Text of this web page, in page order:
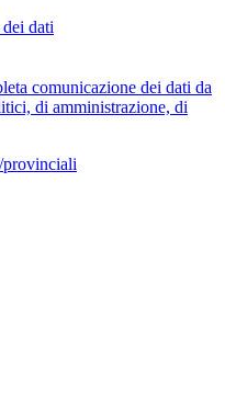
dati
comunicazione dei dati da
di amministrazione, di